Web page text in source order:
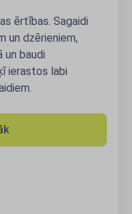
Sagaidi
labi